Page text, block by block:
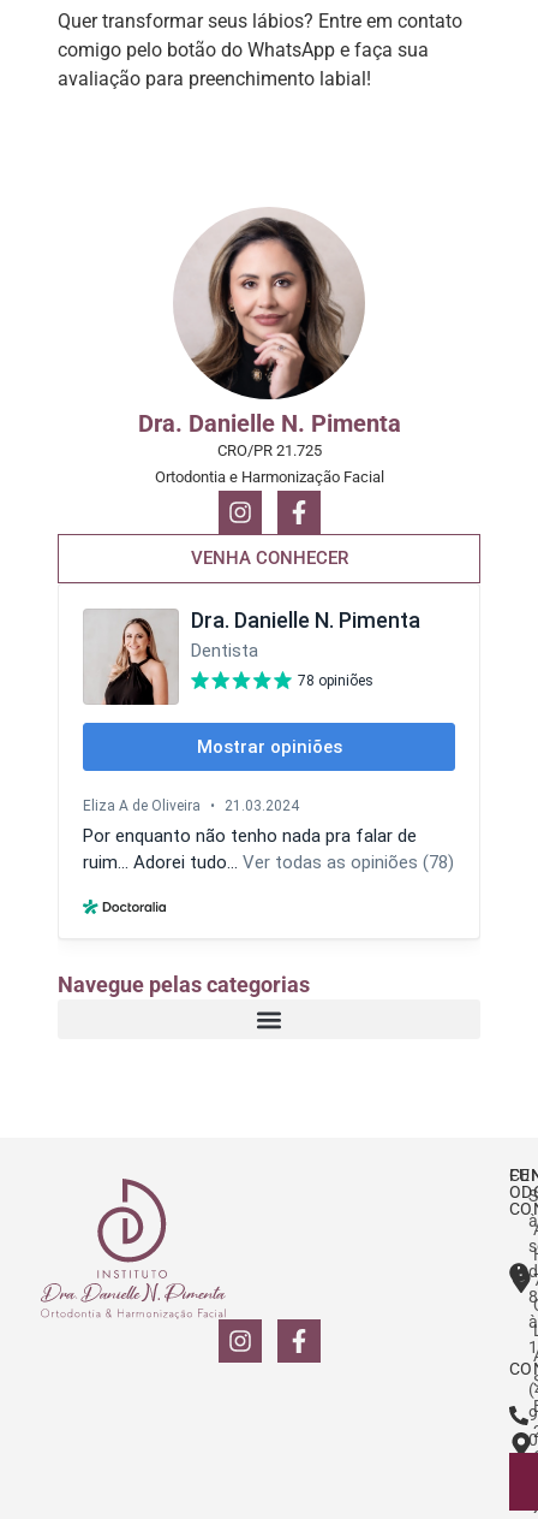
Quer transformar seus lábios? Entre em contato
comigo pelo botão do WhatsApp e faça sua
avaliação para preenchimento labial!
Dra. Danielle N. Pimenta
CRO/PR 21.725
Ortodontia e Harmonização Facial
VENHA CONHECER
Navegue pelas categorias
à